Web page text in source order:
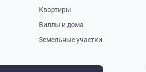
Квартиры
Виллы и дома
Земельные участки